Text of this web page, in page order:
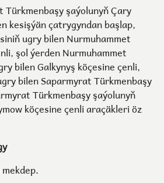
Türkmenbaşy şaýolunyň Çary
kesişýän çatrygyndan başlap,
ugry bilen Nurmuhammet
şol ýerden Nurmuhammet
bilen Galkynyş köçesine çenli,
bilen Saparmyrat Türkmenbaşy
Türkmenbaşy şaýolunyň
köçesine çenli araçäkleri öz